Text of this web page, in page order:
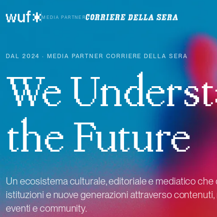
MEDIA PARTNER
DAL 2024 · MEDIA PARTNER CORRIERE DELLA SERA
We
the Future
Un ecosistema culturale, editoriale e mediatico che
istituzioni e nuove generazioni attraverso contenuti,
eventi e community.